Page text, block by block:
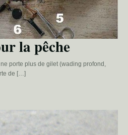
la pêche
porte plus de gilet (wading profond,
de […]